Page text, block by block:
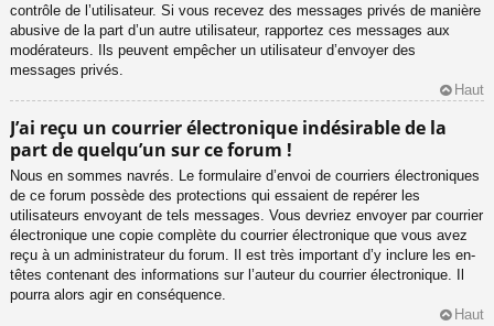
contrôle de l’utilisateur. Si vous recevez des messages privés de manière
abusive de la part d’un autre utilisateur, rapportez ces messages aux
modérateurs. Ils peuvent empêcher un utilisateur d’envoyer des
messages privés.
Haut
J’ai reçu un courrier électronique indésirable de la
part de quelqu’un sur ce forum !
Nous en sommes navrés. Le formulaire d’envoi de courriers électroniques
de ce forum possède des protections qui essaient de repérer les
utilisateurs envoyant de tels messages. Vous devriez envoyer par courrier
électronique une copie complète du courrier électronique que vous avez
reçu à un administrateur du forum. Il est très important d’y inclure les en-
têtes contenant des informations sur l’auteur du courrier électronique. Il
pourra alors agir en conséquence.
Haut